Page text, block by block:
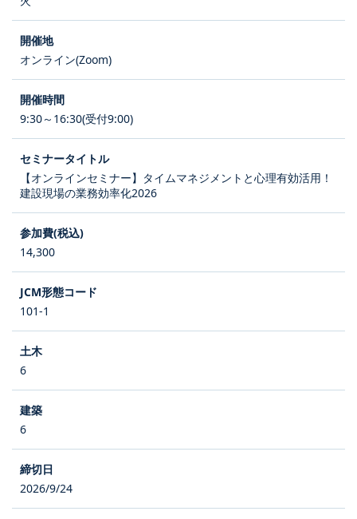
オンライン(Zoom)
9:30～16:30(受付9:00)
【オンラインセミナー】タイムマネジメントと心理有効活用！
建設現場の業務効率化2026
14,300
101-1
6
6
2026/9/24